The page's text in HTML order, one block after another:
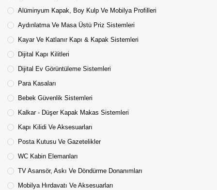
Alüminyum Kapak, Boy Kulp Ve Mobilya Profilleri
Aydınlatma Ve Masa Üstü Priz Sistemleri
Kayar Ve Katlanır Kapı & Kapak Sistemleri
Dijital Kapı Kilitleri
Dijital Ev Görüntüleme Sistemleri
Para Kasaları
Bebek Güvenlik Sistemleri
Kalkar - Düşer Kapak Makas Sistemleri
Kapı Kilidi Ve Aksesuarları
Posta Kutusu Ve Gazetelikler
WC Kabin Elemanları
TV Asansör, Askı Ve Döndürme Donanımları
Mobilya Hırdavatı Ve Aksesuarları